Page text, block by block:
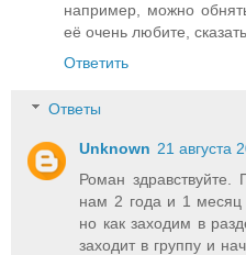
например, можно
её очень любите,
Ответить
Ответы
Unknown 21 августа
Роман
нам 2 года и 1 месяц
но как заходим в
заходит в группу и